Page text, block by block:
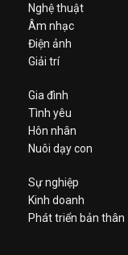
Nghệ thuật
Âm nhạc
Điện ảnh
Giải trí
Gia đình
Tình yêu
Hôn nhân
Nuôi dạy con
Sự nghiệp
Kinh doanh
Phát triển bản thân